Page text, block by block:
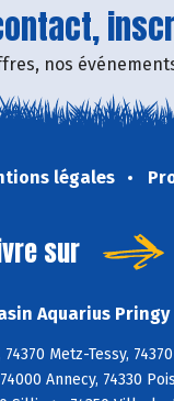
nos
légales
sur
Aquarius
74370 Metz-Tessy,
Annecy, 74330